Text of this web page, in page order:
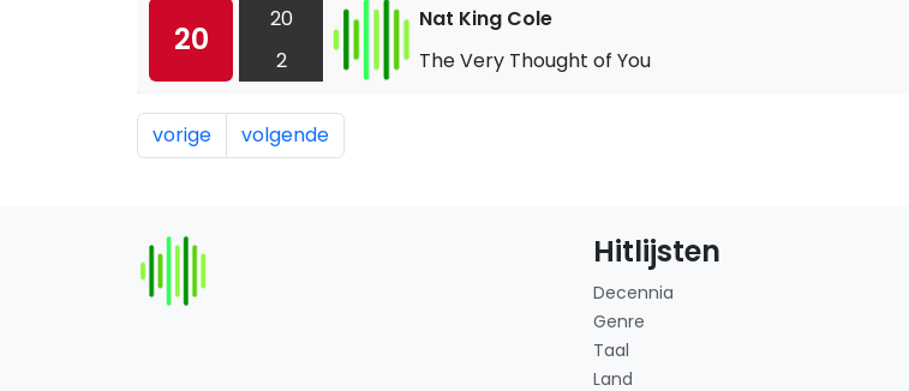
20
20
2
Nat King Cole
The Very Thought of You
vorige volgende
Hitlijsten
Decennia
Genre
Taal
Land